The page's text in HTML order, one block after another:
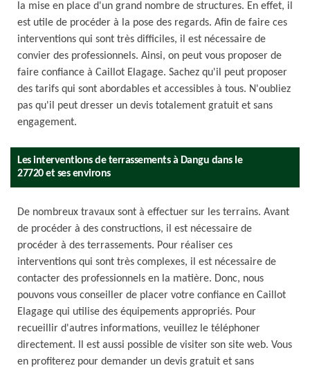
la mise en place d'un grand nombre de structures. En effet, il
est utile de procéder à la pose des regards. Afin de faire ces
interventions qui sont très difficiles, il est nécessaire de
convier des professionnels. Ainsi, on peut vous proposer de
faire confiance à Caillot Elagage. Sachez qu'il peut proposer
des tarifs qui sont abordables et accessibles à tous. N'oubliez
pas qu'il peut dresser un devis totalement gratuit et sans
engagement.
Les interventions de terrassements à Dangu dans le
27720 et ses environs
De nombreux travaux sont à effectuer sur les terrains. Avant
de procéder à des constructions, il est nécessaire de
procéder à des terrassements. Pour réaliser ces
interventions qui sont très complexes, il est nécessaire de
contacter des professionnels en la matière. Donc, nous
pouvons vous conseiller de placer votre confiance en Caillot
Elagage qui utilise des équipements appropriés. Pour
recueillir d'autres informations, veuillez le téléphoner
directement. Il est aussi possible de visiter son site web. Vous
en profiterez pour demander un devis gratuit et sans